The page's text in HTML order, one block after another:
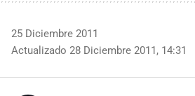
25 Diciembre 2011
Actualizado 28 Diciembre 2011, 14:31